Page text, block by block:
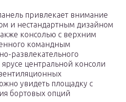
привлекает внимание
и нестандартным дизайном
консолью с верхним
командным
развлекательного
центральной консоли
увидеть площадку с
бортовых опций